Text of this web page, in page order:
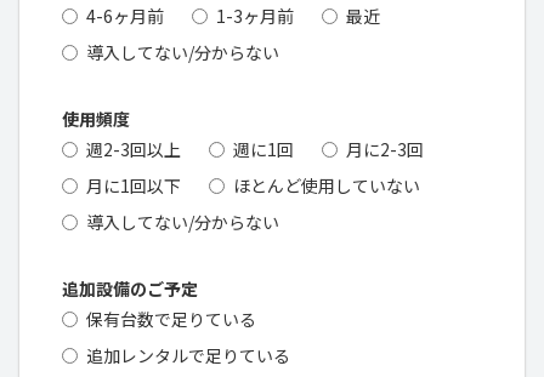
4-6ヶ月前
1-3ヶ月前
最近
導入してない/分からない
使用頻度
週2-3回以上
週に1回
月に2-3回
月に1回以下
ほとんど使用していない
導入してない/分からない
追加設備のご予定
保有台数で足りている
追加レンタルで足りている